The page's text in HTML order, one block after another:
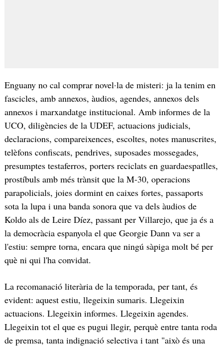
Enguany no cal comprar novel·la de misteri: ja la tenim en
fascicles, amb annexos, àudios, agendes, annexos dels
annexos i marxandatge institucional. Amb informes de la
UCO, diligències de la UDEF, actuacions judicials,
declaracions, compareixences, escoltes, notes manuscrites,
telèfons confiscats, pendrives, suposades mossegades,
presumptes testaferros, porters reciclats en guardaespatlles,
prostíbuls amb més trànsit que la M-30, operacions
parapolicials, joies dormint en caixes fortes, passaports
sota la lupa i una banda sonora que va dels àudios de
Koldo als de Leire Díez, passant per Villarejo, que ja és a
la democràcia espanyola el que Georgie Dann va ser a
l'estiu: sempre torna, encara que ningú sàpiga molt bé per
què ni qui l'ha convidat.
La recomanació literària de la temporada, per tant, és
evident: aquest estiu, llegeixin sumaris. Llegeixin
actuacions. Llegeixin informes. Llegeixin agendes.
Llegeixin tot el que es pugui llegir, perquè entre tanta roda
de premsa, tanta indignació selectiva i tant "això és una